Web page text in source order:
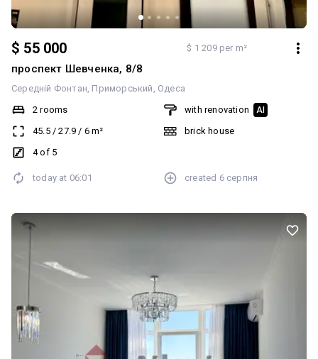
$ 55 000 $ 1 209 per m²
проспект Шевченка, 8/8
Середній Фонтан Приморський Одеса
2 rooms
45.5/27.9 / 6m²
4 of 5
with renovation AI
brick house
today at 06:01 created 6 серпня